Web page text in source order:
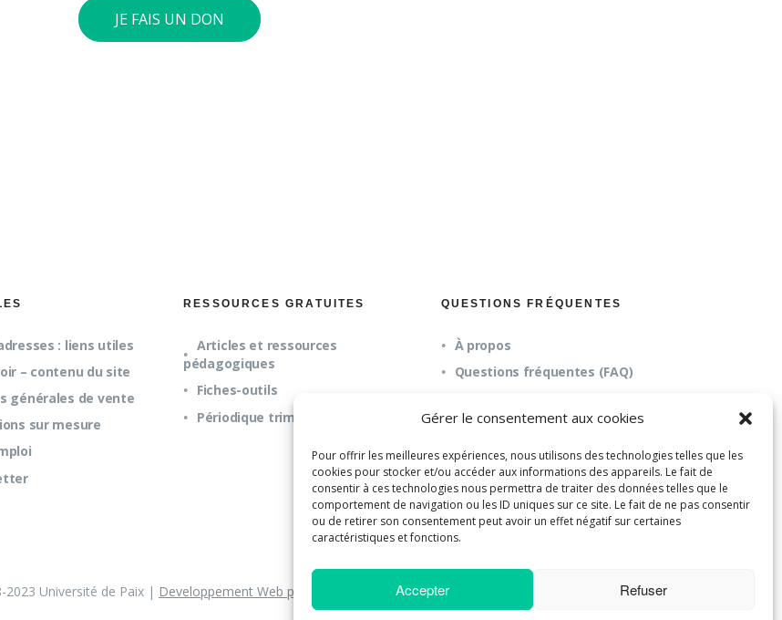
Gérer le consentement aux cookies
Pour offrir les meilleures expériences, nous utilisons des technologies telles que les
cookies pour stocker et/ou accéder aux informations des appareils. Le fait de
consentir à ces technologies nous permettra de traiter des données telles que le
comportement de navigation ou les ID uniques sur ce site. Le fait de ne pas consentir
ou de retirer son consentement peut avoir un effet négatif sur certaines
caractéristiques et fonctions.
Accepter Refuser
JE FAIS UN DON
: liens utiles
– contenu du site
générales de vente
sur mesure
RESSOURCES GRATUITES
Articles et ressources
pédagogiques
Fiches-outils
Périodique trimestriel
QUESTIONS FRÉQUENTES
À propos
Questions fréquentes (FAQ)
2023 Université de Paix | Developpement Web par UPSOURCE